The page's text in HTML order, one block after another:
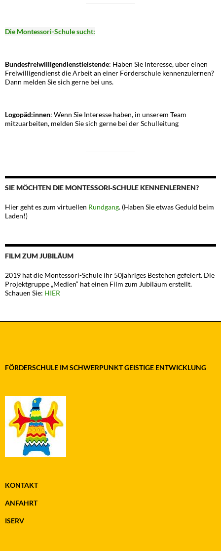
Die Montessori-Schule sucht:
Bundesfreiwilligendienstleistende: Haben Sie Interesse, über einen
Freiwilligendienst die Arbeit an einer Förderschule kennenzulernen?
Dann melden Sie sich gerne bei uns.
Logopäd:innen: Wenn Sie Interesse haben, in unserem Team
mitzuarbeiten, melden Sie sich gerne bei der Schulleitung
SIE MÖCHTEN DIE MONTESSORI-SCHULE KENNENLERNEN?
Hier geht es zum virtuellen Rundgang. (Haben Sie etwas Geduld beim
Laden!)
FILM ZUM JUBILÄUM
2019 hat die Montessori-Schule ihr 50jähriges Bestehen gefeiert. Die
Projektgruppe „Medien“ hat einen Film zum Jubiläum erstellt.
Schauen Sie: HIER
FÖRDERSCHULE IM SCHWERPUNKT GEISTIGE ENTWICKLUNG
KONTAKT
ANFAHRT
ISERV